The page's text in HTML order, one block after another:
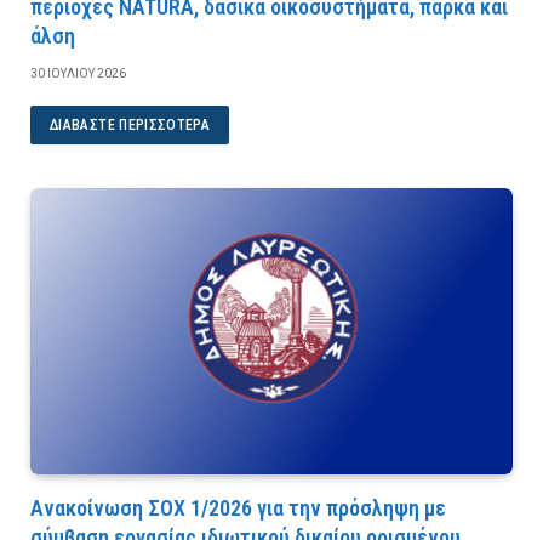
περιοχές NATURA, δασικά οικοσυστήματα, πάρκα και
άλση
30 ΙΟΥΛΊΟΥ 2026
ΔΙΑΒΆΣΤΕ ΠΕΡΙΣΣΌΤΕΡΑ
Ανακοίνωση ΣΟΧ 1/2026 για την πρόσληψη με